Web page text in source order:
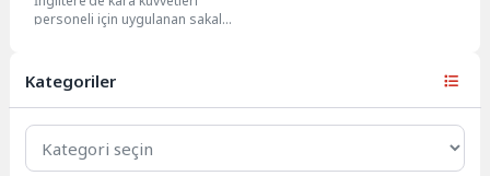
personeli için uygulanan sakal
Kategoriler
Kategoriler